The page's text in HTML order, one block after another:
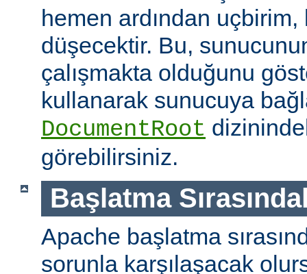
hemen ardından
düşecektir. Bu,
çalışmakta olduğunu
kullanarak sunucuya
DocumentRoot
görebilirsiniz.
Başlatma
Apache başlatma
sorunla karşılaşacak